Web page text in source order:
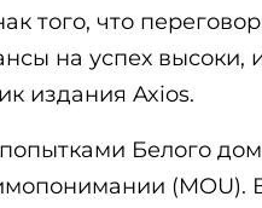
того, что
на успех высоки,
издания Axios.
Белого
(MOU).